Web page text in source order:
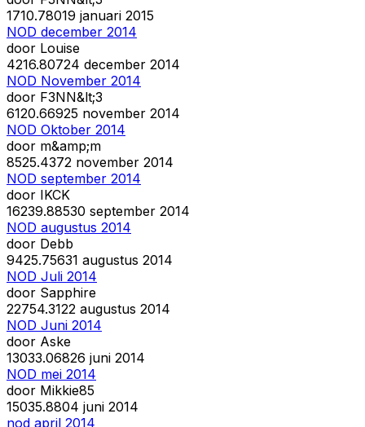
1710.78019 januari 2015
NOD december 2014
door Louise
4216.80724 december 2014
NOD November 2014
door F3NN&lt;3
6120.66925 november 2014
NOD Oktober 2014
door m&amp;m
8525.4372 november 2014
NOD september 2014
door IKCK
16239.88530 september 2014
NOD augustus 2014
door Debb
9425.75631 augustus 2014
NOD Juli 2014
door Sapphire
22754.3122 augustus 2014
NOD Juni 2014
door Aske
13033.06826 juni 2014
NOD mei 2014
door Mikkie85
15035.8804 juni 2014
nod april 2014